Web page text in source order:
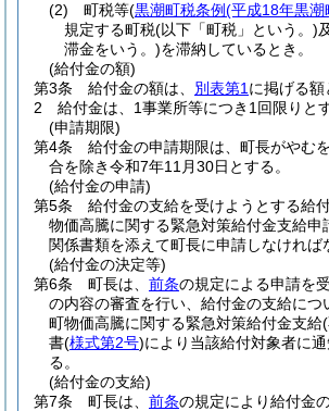
(2)
町税等(黒潮町税条例(平成18年黒潮
規定する町税(以下「町税」という。)
滞金をいう。)を滞納しているとき。
(給付金の額)
第3条
給付金の額は、 別表第1 に掲げる額
2
給付金は、1事業所等につき1回限りとす
(申請期限)
第4条
給付金の申請期限は、町長がやむ
合を除き令和7年11月30日とする。
(給付金の申請)
第5条
給付金の支給を受けようとする給
物価高騰に関する緊急対策給付金支給申
関係書類を添えて町長に申請しなければ
(給付金の決定等)
第6条
町長は、 前条の規定による申請を
の内容の審査を行い、給付金の支給につ
町物価高騰に関する緊急対策給付金支給
書(様式第2号)により当該給付対象者に
る。
(給付金の支給)
第7条
町長は、 前条の規定により給付金